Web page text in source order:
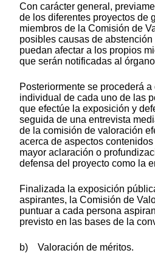
Con carácter general,
de los diferentes proyectos de
miembros de la Comisión de
posibles causas de
puedan afectar a los propios
que serán notificadas al
Posteriormente se procederá
individual de cada uno de las
que efectúe la exposición y
seguida de una entrevista
de la comisión de valoración
acerca de aspectos
mayor aclaración o
defensa del proyecto como la
Finalizada la exposición
aspirantes, la Comisión de
puntuar a cada persona
previsto en las bases de la
b) Valoración de méritos.